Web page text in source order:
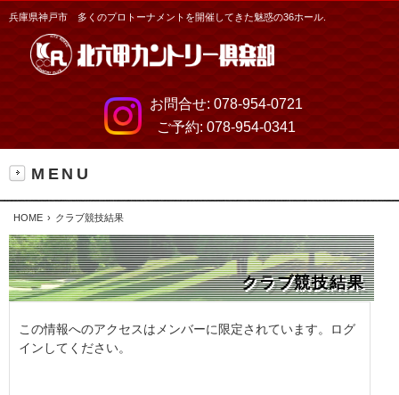
兵庫県神戸市 多くのプロトーナメントを開催してきた魅惑の36ホール.
お問合せ: 078-954-0721
ご予約: 078-954-0341
MENU
HOME クラブ競技結果
クラブ競技結果
この情報へのアクセスはメンバーに限定されています。ログ
インしてください。